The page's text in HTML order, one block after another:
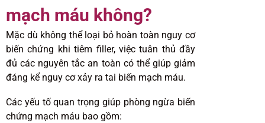
mạch máu không?
Mặc dù không thể loại bỏ hoàn toàn nguy cơ
biến chứng khi tiêm filler, việc tuân thủ đầy
đủ các nguyên tắc an toàn có thể giúp giảm
đáng kể nguy cơ xảy ra tai biến mạch máu.
Các yếu tố quan trọng giúp phòng ngừa biến
chứng mạch máu bao gồm: